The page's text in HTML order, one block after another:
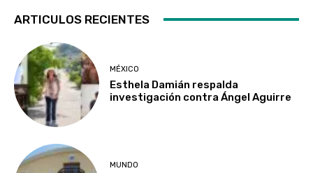
ARTICULOS RECIENTES
MÉXICO
Esthela Damián respalda
investigación contra Ángel Aguirre
MUNDO